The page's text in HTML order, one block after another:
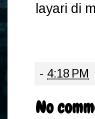
layari di
- 4:18 PM
No